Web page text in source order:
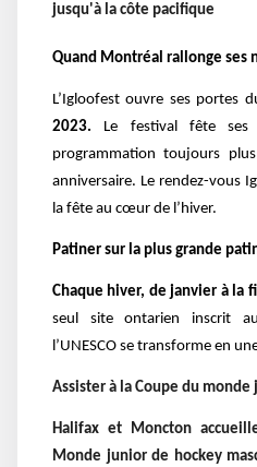
jusqu'à la côte pacifique
Quand Montréal rallonge ses
L’Igloofest ouvre ses portes
2023. Le festival fête
programmation toujours
anniversaire. Le rendez-vous
la fête au cœur de l’hiver.
Patiner sur la plus grande
Chaque hiver, de janvier à la
seul site ontarien inscrit
l’UNESCO se transforme en
Assister à la Coupe du monde
Halifax et Moncton acc
Monde junior de hockey